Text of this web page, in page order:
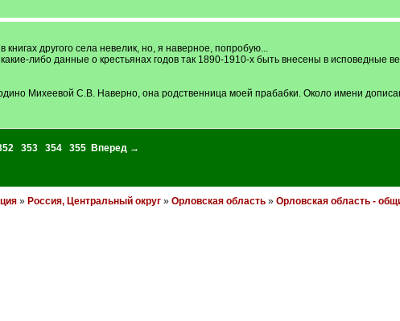
другого села невелик, но, я наверное, попробую...
либо данные о крестьянах годов так 1890-1910-х быть внесены в исповедные
Михеевой С.В. Наверно, она родственница моей прабабки. Около имени
353 354 355
Вперед →
» Россия, Центральный округ» Орловская область» Орловская область -